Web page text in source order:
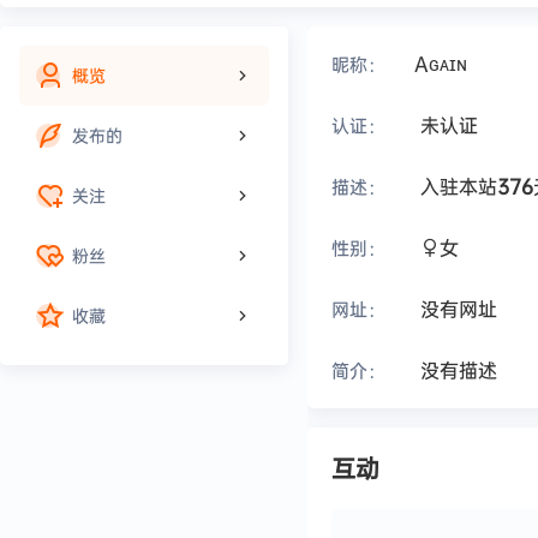
概览
发布的
关注
粉丝
收藏
昵称： Aɢᴀɪɴ
认证： 未认证
描述： 入驻本站376
性别： 女
网址： 没有网址
简介： 没有描述
互动